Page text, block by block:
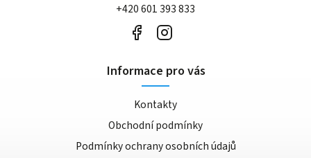
+420 601 393 833
Informace pro vás
Kontakty
Obchodní podmínky
Podmínky ochrany osobních údajů